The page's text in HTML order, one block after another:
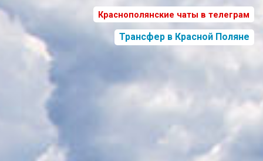
Краснополянские чаты в телеграм
Трансфер в Красной Поляне